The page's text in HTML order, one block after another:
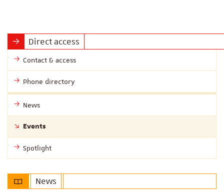
Direct access
Contact & access
Phone directory
News
Events
Spotlight
News